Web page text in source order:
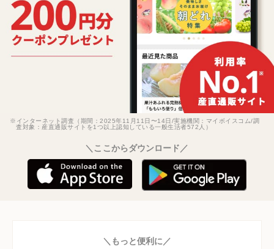
※インターネット調査（期間：2025年11月11日〜14日/実施機関：マイボイスコム/調
査対象：産直通販サイトを1つ以上認知している一般生活者572人）
＼ここからダウンロード／
＼もっと便利に／